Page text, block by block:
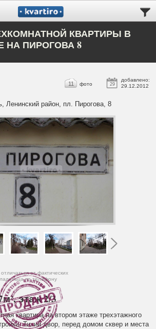
КВАРТИРЫ В
НА ПИРОГОВА 8
29
добавлено:
29.12.2012
11 фото
Ленинский район, пл. Пирогова, 8
от фактических
по телефону
этаж 2/3
квартира на втором этаже трехэтажного
Тихий двор, перед домом сквер и места